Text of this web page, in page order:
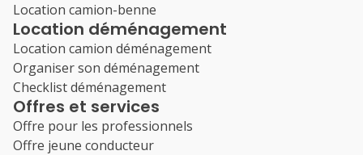
Location camion-benne
Location déménagement
Location camion déménagement
Organiser son déménagement
Checklist déménagement
Offres et services
Offre pour les professionnels
Offre jeune conducteur